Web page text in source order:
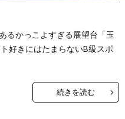
るかっこよすぎる展望台「玉
好きにはたまらないB級スポ
続きを読む